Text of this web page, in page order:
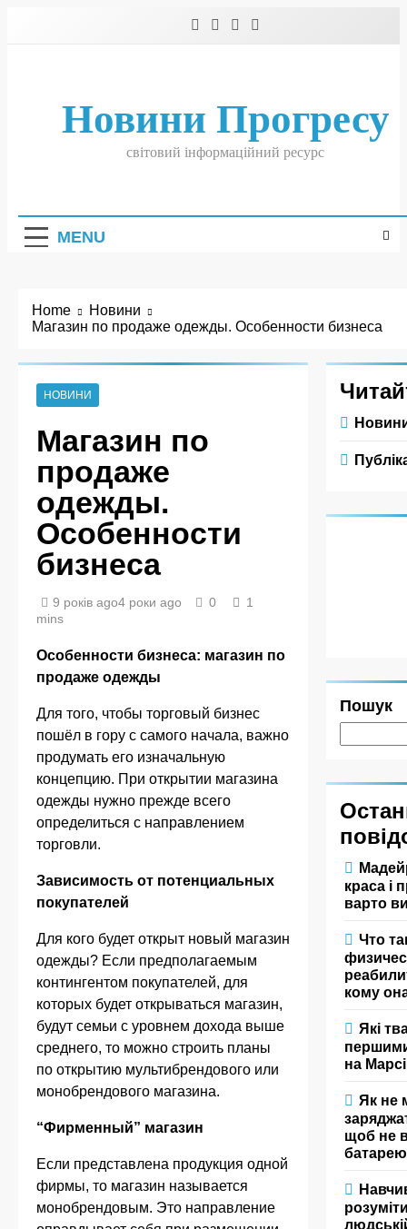
Новини Прогресу
світовий інформаційний ресурс
MENU
Home
Новини
Магазин по продаже одежды. Особенности бизнеса
НОВИНИ
Магазин по
продаже
одежды.
Особенности
бизнеса
9 років ago4 роки ago 0
1
mins
Особенности бизнеса: магазин по
продаже одежды
Для того, чтобы торговый бизнес
пошёл в гору с самого начала, важно
продумать его изначальную
концепцию. При открытии магазина
одежды нужно прежде всего
определиться с направлением
торговли.
Зависимость от потенциальных
покупателей
Для кого будет открыт новый магазин
одежды? Если предполагаемым
контингентом покупателей, для
которых будет открываться магазин,
будут семьи с уровнем дохода выше
среднего, то можно строить планы
по открытию мультибрендового или
монобрендового магазина.
“Фирменный” магазин
Если представлена продукция одной
фирмы, то магазин называется
монобрендовым. Это направление
Пошук
краса і
варто
Что
кому
Які
на
Як не
щоб не
батарею